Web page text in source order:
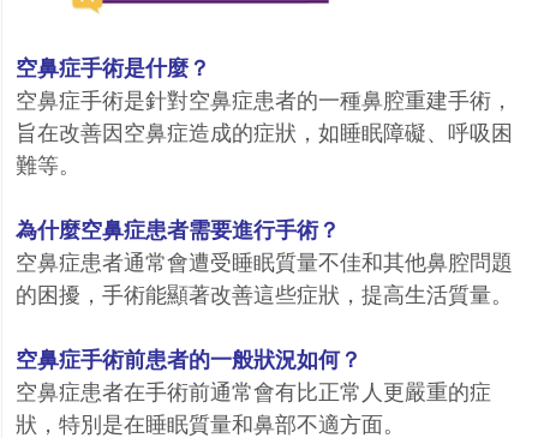
空鼻症手術是什麼？
空鼻症手術是針對空鼻症患者的一種鼻腔重建手術，
旨在改善因空鼻症造成的症狀，如睡眠障礙、呼吸困
難等。
為什麼空鼻症患者需要進行手術？
空鼻症患者通常會遭受睡眠質量不佳和其他鼻腔問題
的困擾，手術能顯著改善這些症狀，提高生活質量。
空鼻症手術前患者的一般狀況如何？
空鼻症患者在手術前通常會有比正常人更嚴重的症
狀，特別是在睡眠質量和鼻部不適方面。